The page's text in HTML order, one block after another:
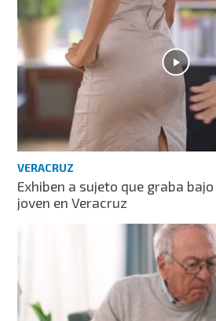
VERACRUZ
Exhiben a sujeto que graba
joven en Veracruz